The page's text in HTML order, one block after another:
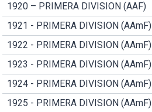
1920 – PRIMERA DIVISION (AAF)
1921 - PRIMERA DIVISION (AAmF)
1922 - PRIMERA DIVISION (AAmF)
1923 - PRIMERA DIVISION (AAmF)
1924 - PRIMERA DIVISION (AAmF)
1925 - PRIMERA DIVISION (AAmF)